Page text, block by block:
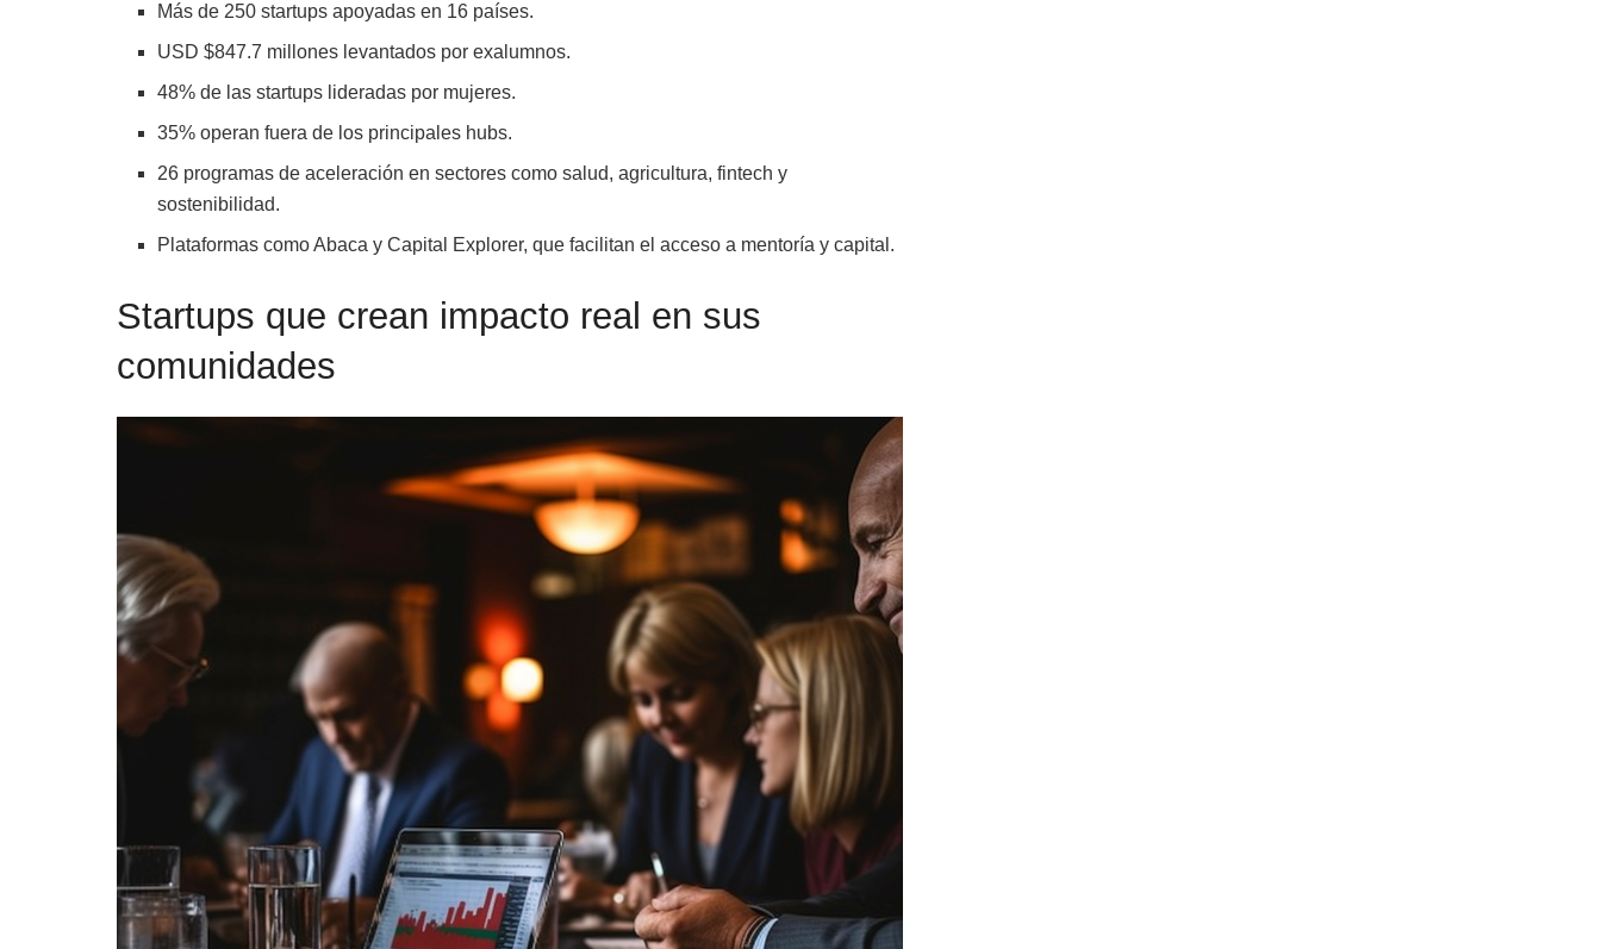
Más de 250 startups apoyadas en 16 países.
USD $847.7 millones levantados por exalumnos.
48% de las startups lideradas por mujeres.
35% operan fuera de los principales hubs.
26 programas de aceleración en sectores como salud, agricultura, fintech y
sostenibilidad.
Plataformas como Abaca y Capital Explorer, que facilitan el acceso a mentoría y capital.
Startups que crean impacto real en sus
comunidades